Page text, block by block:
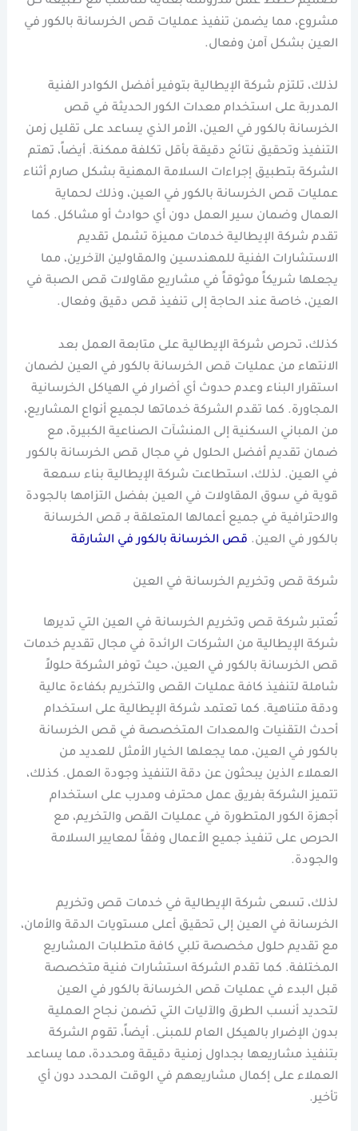
مشروع، مما يضمن تنفيذ عمليات قص الخرسانة بالكور في
العين بشكل آمن وفعال.
لذلك، تلتزم شركة الإيطالية بتوفير أفضل الكوادر الفنية
المدربة على استخدام معدات الكور الحديثة في قص
الخرسانة بالكور في العين، الأمر الذي يساعد على تقليل زمن
التنفيذ وتحقيق نتائج دقيقة بأقل تكلفة ممكنة. أيضاً، تهتم
الشركة بتطبيق إجراءات السلامة المهنية بشكل صارم أثناء
عمليات قص الخرسانة بالكور في العين، وذلك لحماية
العمال وضمان سير العمل دون أي حوادث أو مشاكل. كما
تقدم شركة الإيطالية خدمات مميزة تشمل تقديم
الاستشارات الفنية للمهندسين والمقاولين الآخرين، مما
يجعلها شريكاً موثوقاً في مشاريع مقاولات قص الصبة في
العين، خاصة عند الحاجة إلى تنفيذ قص دقيق وفعال.
كذلك، تحرص شركة الإيطالية على متابعة العمل بعد
الانتهاء من عمليات قص الخرسانة بالكور في العين لضمان
استقرار البناء وعدم حدوث أي أضرار في الهياكل الخرسانية
المجاورة. كما تقدم الشركة خدماتها لجميع أنواع المشاريع،
من المباني السكنية إلى المنشآت الصناعية الكبيرة، مع
ضمان تقديم أفضل الحلول في مجال قص الخرسانة بالكور
في العين. لذلك، استطاعت شركة الإيطالية بناء سمعة
قوية في سوق المقاولات في العين بفضل التزامها بالجودة
والاحترافية في جميع أعمالها المتعلقة بـ قص الخرسانة
بالكور في العين. قص الخرسانة بالكور في الشارقة
شركة قص وتخريم الخرسانة في العين
تُعتبر شركة قص وتخريم الخرسانة في العين التي تديرها
شركة الإيطالية من الشركات الرائدة في مجال تقديم خدمات
قص الخرسانة بالكور في العين، حيث توفر الشركة حلولاً
شاملة لتنفيذ كافة عمليات القص والتخريم بكفاءة عالية
ودقة متناهية. كما تعتمد شركة الإيطالية على استخدام
أحدث التقنيات والمعدات المتخصصة في قص الخرسانة
بالكور في العين، مما يجعلها الخيار الأمثل للعديد من
العملاء الذين يبحثون عن دقة التنفيذ وجودة العمل. كذلك،
تتميز الشركة بفريق عمل محترف ومدرب على استخدام
أجهزة الكور المتطورة في عمليات القص والتخريم، مع
الحرص على تنفيذ جميع الأعمال وفقاً لمعايير السلامة
والجودة.
لذلك، تسعى شركة الإيطالية في خدمات قص وتخريم
الخرسانة في العين إلى تحقيق أعلى مستويات الدقة والأمان،
مع تقديم حلول مخصصة تلبي كافة متطلبات المشاريع
المختلفة. كما تقدم الشركة استشارات فنية متخصصة
قبل البدء في عمليات قص الخرسانة بالكور في العين
لتحديد أنسب الطرق والآليات التي تضمن نجاح العملية
بدون الإضرار بالهيكل العام للمبنى. أيضاً، تقوم الشركة
بتنفيذ مشاريعها بجداول زمنية دقيقة ومحددة، مما يساعد
العملاء على إكمال مشاريعهم في الوقت المحدد دون أي
تأخير.